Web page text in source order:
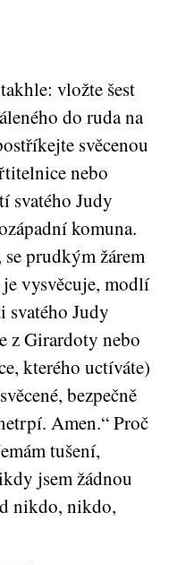
vložte šest
do ruda na
svěcenou
nebo
svatého Judy
komuna.
se prudkým žárem
vysvěcuje, modlí
svatého Judy
z Girardoty nebo
kterého uctíváte)
bezpečně
Amen.“ Proč
tušení,
jsem žádnou
nikdo, nikdo,